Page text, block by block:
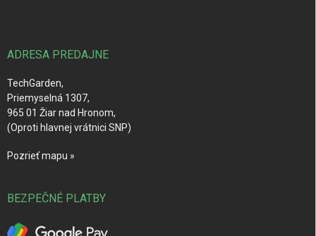
ADRESA PREDAJNE
TechGarden,
Priemyselná 1307,
965 01 Žiar nad Hronom,
(Oproti hlavnej vrátnici SNP)
Pozrieť mapu »
BEZPEČNÉ PLATBY